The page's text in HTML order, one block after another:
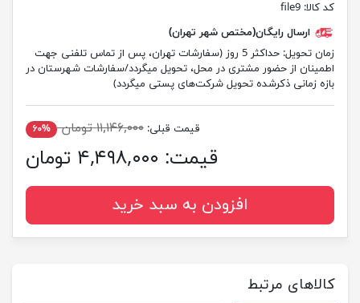
کد کالا: file9
ارسال رایگان(مختص شهر تهران)
زمان تحویل:
حداکثر 5 روز (سفارشات تهران، پس از تماس تلفنی جهت
اطمینان از حضور مشتری در محل، تحویل میگردد/سفارشات شهرستان در
بازه زمانی ذکرشده تحویل شرکت‌های پستی میگردد)
قیمت قبلی: ۱۱,۱۴۶,۰۰۰ تومان ۶۰%
قیمت: ۴,۴۹۸,۰۰۰ تومان
افزودن به سبد خرید
کالاهای مرتبط